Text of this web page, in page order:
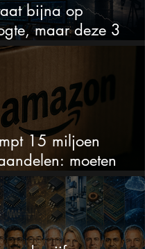
bijna op
maar deze 3
nu op
15 miljoen
moeten
zich zorgen maken?